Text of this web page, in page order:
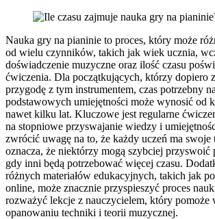
Nauka gry na pianinie to proces, który może
od wielu czynników, takich jak wiek ucznia,
doświadczenie muzyczne oraz ilość czasu
ćwiczenia. Dla początkujących, którzy dopiero
przygodę z tym instrumentem, czas potrzebny
podstawowych umiejętności może wynosić od
nawet kilku lat. Kluczowe jest regularne
na stopniowe przyswajanie wiedzy i
zwrócić uwagę na to, że każdy uczeń ma swoje
oznacza, że niektórzy mogą szybciej przyswoić
gdy inni będą potrzebować więcej czasu.
różnych materiałów edukacyjnych, takich jak
online, może znacznie przyspieszyć proces
rozważyć lekcje z nauczycielem, który pomoże
opanowaniu techniki i teorii muzycznej.